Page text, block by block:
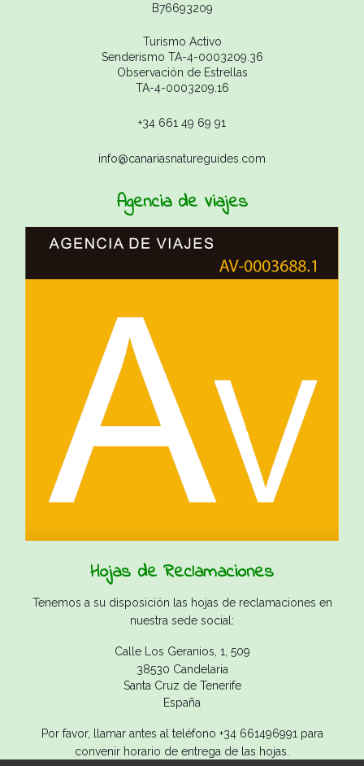
B76693209
Turismo Activo
Senderismo TA-4-0003209.36
Observación de Estrellas
TA-4-0003209.16
+34 661 49 69 91
info@canariasnatureguides.com
Agencia de Viajes
Hojas de Reclamaciones
Tenemos a su disposición las hojas de reclamaciones en
nuestra sede social:
Calle Los Geranios, 1, 509
38530 Candelaria
Santa Cruz de Tenerife
España
Por favor, llamar antes al teléfono +34 661496991 para
convenir horario de entrega de las hojas.